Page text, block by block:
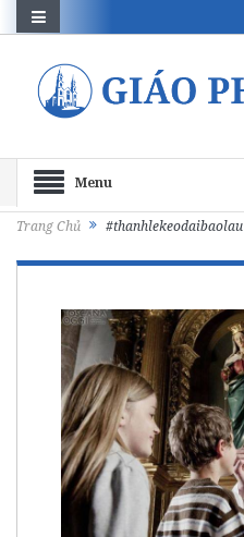
Menu
Trang Chủ #thanhlekeodaibaolau